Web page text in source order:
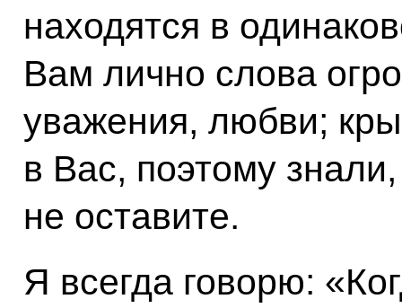
находятся в
Вам лично слова
уважения, любви;
в Вас, поэтому
не оставите.
Я всегда говорю: